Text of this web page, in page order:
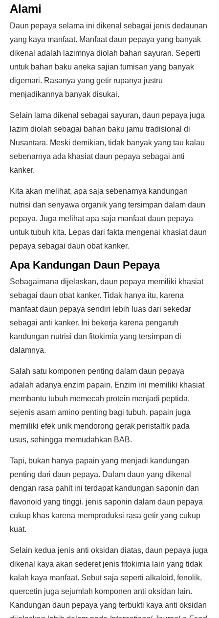
Alami
Daun pepaya selama ini dikenal sebagai jenis dedaunan
yang kaya manfaat. Manfaat daun pepaya yang banyak
dikenal adalah lazimnya diolah bahan sayuran. Seperti
untuk bahan baku aneka sajian tumisan yang banyak
digemari. Rasanya yang getir rupanya justru
menjadikannya banyak disukai.
Selain lama dikenal sebagai sayuran, daun pepaya juga
lazim diolah sebagai bahan baku jamu tradisional di
Nusantara. Meski demikian, tidak banyak yang tau kalau
sebenarnya ada khasiat daun pepaya sebagai anti
kanker.
Kita akan melihat, apa saja sebenarnya kandungan
nutrisi dan senyawa organik yang tersimpan dalam daun
pepaya. Juga melihat apa saja manfaat daun pepaya
untuk tubuh kita. Lepas dari fakta mengenai khasiat daun
pepaya sebagai daun obat kanker.
Apa Kandungan Daun Pepaya
Sebagaimana dijelaskan, daun pepaya memiliki khasiat
sebagai daun obat kanker. Tidak hanya itu, karena
manfaat daun pepaya sendiri lebih luas dari sekedar
sebagai anti kanker. Ini bekerja karena pengaruh
kandungan nutrisi dan fitokimia yang tersimpan di
dalamnya.
Salah satu komponen penting dalam daun pepaya
adalah adanya enzim papain. Enzim ini memiliki khasiat
membantu tubuh memecah protein menjadi peptida,
sejenis asam amino penting bagi tubuh. papain juga
memiliki efek unik mendorong gerak peristaltik pada
usus, sehingga memudahkan BAB.
Tapi, bukan hanya papain yang menjadi kandungan
penting dari daun pepaya. Dalam daun yang dikenal
dengan rasa pahit ini terdapat kandungan saponin dan
flavonoid yang tinggi. jenis saponin dalam daun pepaya
cukup khas karena memproduksi rasa getir yang cukup
kuat.
Selain kedua jenis anti oksidan diatas, daun pepaya juga
dikenal kaya akan sederet jenis fitokimia lain yang tidak
kalah kaya manfaat. Sebut saja seperti alkaloid, fenolik,
quercetin juga sejumlah komponen anti oksidan lain.
Kandungan daun pepaya yang terbukti kaya anti oksidan